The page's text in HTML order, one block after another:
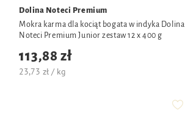
Dolina Noteci Premium
Mokra karma dla kociąt bogata w indyka Dolina
Noteci Premium Junior zestaw 12 x 400 g
113,88 zł
23,73 zł / kg